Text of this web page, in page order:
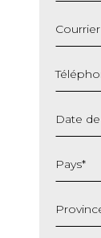
Date
slash
MM
AAAA
Pays*